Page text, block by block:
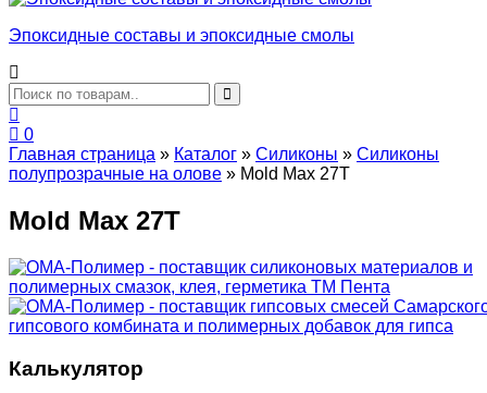
Эпоксидные составы и эпоксидные смолы
0
Главная страница » Каталог » Силиконы » Cиликоны
полупрозрачные на олове » Mold Max 27T
Mold Max 27T
Калькулятор